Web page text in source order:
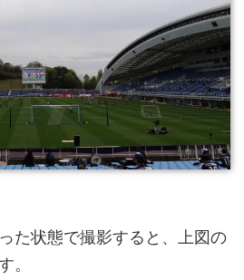
た状態で撮影すると、上図の
。